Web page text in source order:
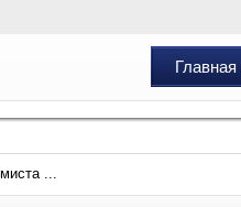
Главная
...